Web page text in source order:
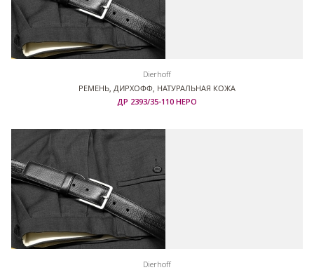
Dierhoff
РЕМЕНЬ, ДИРХОФФ, НАТУРАЛЬНАЯ КОЖА
ДР 2393/35-110 НЕРО
Dierhoff